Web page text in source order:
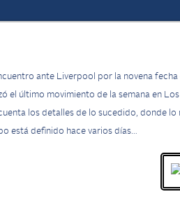
ante Liverpool por la novena
el último movimiento de la semana en
los detalles de lo sucedido, donde
está definido hace varios días…